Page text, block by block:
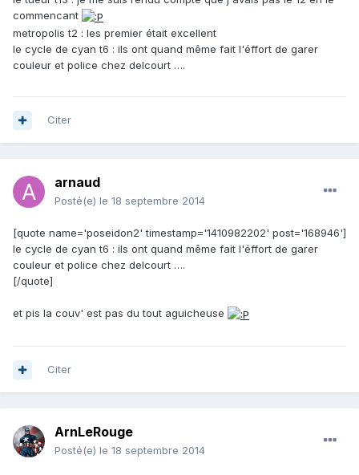
commencant
metropolis t2 : les premier était excellent
le cycle de cyan t6 : ils ont quand même fait l'éffort de garer
couleur et police chez delcourt ….
Citer
arnaud
Posté(e) le 18 septembre 2014
[quote name='poseidon2' timestamp='1410982202' post='168946']
le cycle de cyan t6 : ils ont quand même fait l'éffort de garer
couleur et police chez delcourt ….
[/quote]
et pis la couv' est pas du tout aguicheuse
Citer
ArnLeRouge
Posté(e) le 18 septembre 2014